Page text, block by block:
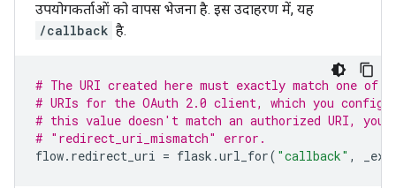
उपयोगकर्ताओं को वापस भेजना है. इस उदाहरण में, यह
/callback है.
# The URI created here must exactly match one of
# URIs for the OAuth 2.0 client, which you
# this value doesn't match an authorized URI,
# "redirect_uri_mismatch" error.
flow. redirect_uri = flask .url_for( "callback" ,